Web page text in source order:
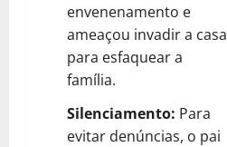
envenenamento e
ameaçou invadir a casa
para esfaquear a
família.
Silenciamento: Para
evitar denúncias, o pai